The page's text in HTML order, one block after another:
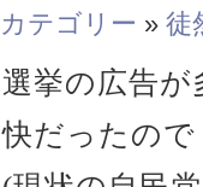
カテゴリー » 徒
選挙の広告
快だったので